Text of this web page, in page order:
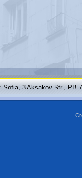
Sofia, 3 Aksakov Str., PB